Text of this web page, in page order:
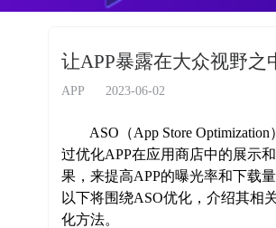
行业干货
EN
让APP暴露在大众视野之
APP 2023-06-02
ASO（App Store Optimization
过优化APP在应用商店中的展示
果，来提高APP的曝光率和下载量
以下将围绕ASO优化，介绍其相
化方法。